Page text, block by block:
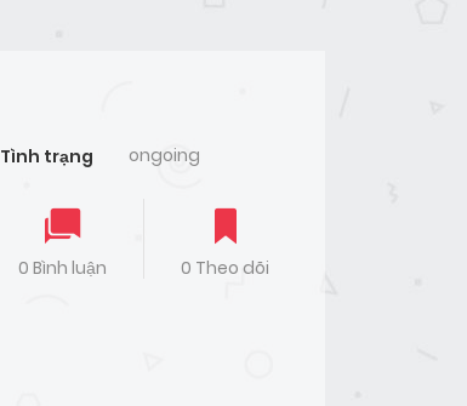
Tình trạng ongoing
0 Bình luận 0 Theo dõi